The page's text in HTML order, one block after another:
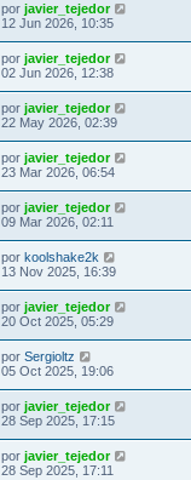
por javier_tejedor
12 Jun 2026, 10:35
por javier_tejedor
02 Jun 2026, 12:38
por javier_tejedor
22 May 2026, 02:39
por javier_tejedor
23 Mar 2026, 06:54
por javier_tejedor
09 Mar 2026, 02:11
por koolshake2k
13 Nov 2025, 16:39
por javier_tejedor
20 Oct 2025, 05:29
por Sergioltz
05 Oct 2025, 19:06
por javier_tejedor
28 Sep 2025, 17:15
por javier_tejedor
28 Sep 2025, 17:11